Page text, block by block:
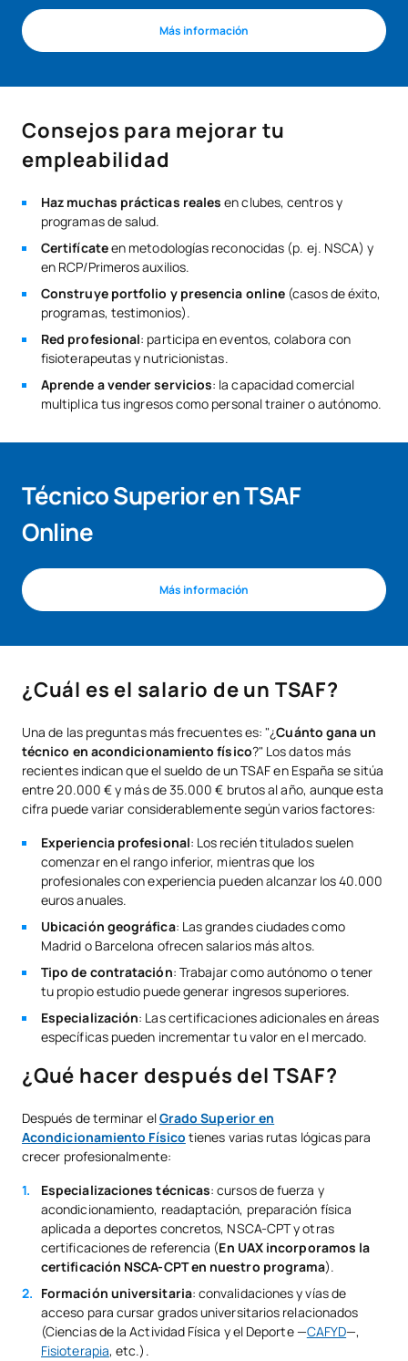
Más información
Consejos para mejorar tu
empleabilidad
Haz muchas prácticas reales en clubes, centros y
programas de salud.
Certifícateen metodologías reconocidas (p. ej. NSCA) y
en RCP/Primeros auxilios.
Construye portfolio y presencia online (casos de éxito,
programas, testimonios).
Red profesional: participa en eventos, colabora con
fisioterapeutas y nutricionistas.
Aprende a vender servicios: la capacidad comercial
multiplica tus ingresos como personal trainer o autónomo.
Técnico Superior en TSAF
Online
Más información
¿Cuál es el salario de un TSAF?
Una de las preguntas más frecuentes es: "¿Cuánto gana un
técnico en acondicionamiento físico?" Los datos más
recientes indican que el sueldo de un TSAF en España se sitúa
entre 20.000 € y más de 35.000 € brutos al año, aunque esta
cifra puede variar considerablemente según varios factores:
Experiencia profesional: Los recién titulados suelen
comenzar en el rango inferior, mientras que los
profesionales con experiencia pueden alcanzar los 40.000
euros anuales.
Ubicación geográfica: Las grandes ciudades como
Madrid o Barcelona ofrecen salarios más altos.
Tipo de contratación: Trabajar como autónomo o tener
tu propio estudio puede generar ingresos superiores.
Especialización: Las certificaciones adicionales en áreas
específicas pueden incrementar tu valor en el mercado.
¿Qué hacer después del TSAF?
Después de terminar elGrado Superior en
Acondicionamiento Físico tienes varias rutas lógicas para
crecer profesionalmente:
Especializaciones técnicas: cursos de fuerza y
acondicionamiento, readaptación, preparación física
aplicada a deportes concretos, NSCA-CPT y otras
certificaciones de referencia (En UAX incorporamos la
certificación NSCA-CPT en nuestro programa).
Formación universitaria: convalidaciones y vías de
acceso para cursar grados universitarios relacionados
(Ciencias de la Actividad Física y el Deporte —CAFYD—,
Fisioterapia, etc.).